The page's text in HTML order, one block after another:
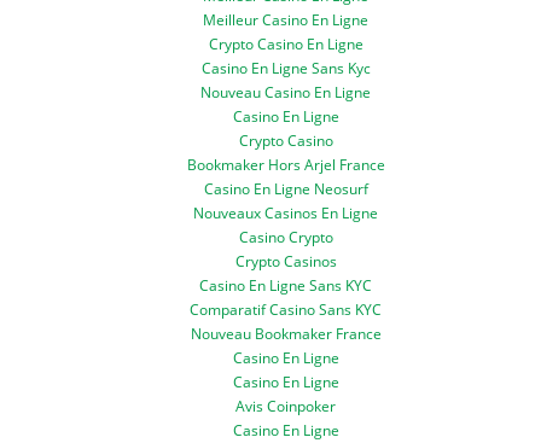
Meilleur Casino En Ligne
Crypto Casino En Ligne
Casino En Ligne Sans Kyc
Nouveau Casino En Ligne
Casino En Ligne
Crypto Casino
Bookmaker Hors Arjel France
Casino En Ligne Neosurf
Nouveaux Casinos En Ligne
Casino Crypto
Crypto Casinos
Casino En Ligne Sans KYC
Comparatif Casino Sans KYC
Nouveau Bookmaker France
Casino En Ligne
Casino En Ligne
Avis Coinpoker
Casino En Ligne